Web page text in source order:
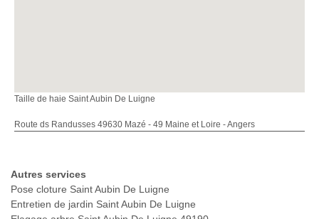
Taille de haie Saint Aubin De Luigne
Route ds Randusses 49630 Mazé - 49 Maine et Loire - Angers
Autres services
Pose cloture Saint Aubin De Luigne
Entretien de jardin Saint Aubin De Luigne